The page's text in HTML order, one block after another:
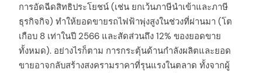
การอัดฉีดสิทธิประโยชน์ (เช่น ยกเว้นภาษีนำเข้าและภาษี
ธุรกิจกิจ) ทำให้ยอดขายรถไฟฟ้าพุ่งสูงในช่วงที่ผ่านมา (โต
เกือบ 8 เท่าในปี 2566 และสัดส่วนถึง 12% ของยอดขาย
ทั้งหมด). อย่างไรก็ตาม การกระตุ้นด้านกำลังผลิตและยอด
ขายอาจกลับสร้างสงครามราคาที่รุนแรงในตลาด ทั้งจากผู้